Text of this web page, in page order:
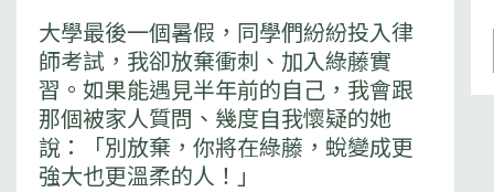
大學最後一個暑假，同學們紛紛投入律
師考試，我卻放棄衝刺、加入綠藤實
習。如果能遇見半年前的自己，我會跟
那個被家人質問、幾度自我懷疑的她
說：「別放棄，你將在綠藤，蛻變成更
強大也更溫柔的人！」